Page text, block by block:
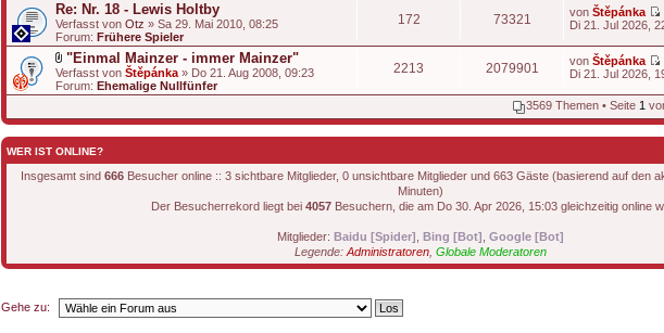
i
t
Re: Nr. 18 - Lewis Holtby
Verfasst von Otz » Sa 29. Mai 2010, 08:25
Forum: Frühere Spieler
172 73321 von Štěpánka
r
t
r
Di 21. Jul 2026,
D
a
t
i
a
n
a
"Einmal Mainzer - immer Mainzer"
Verfasst von Štěpánka » Do 21. Aug 2008, 09:23
Forum: Ehemalige Nullfünfer
2213 2079901 von Štěpánka
t
r
t
Di 21. Jul 2026,
3569 Themen • Seite 1
WER IST ONLINE?
Insgesamt sind 666Besucher online :: 3 sichtbare Mitglieder, 0 unsichtbare Mitglieder und 663 Gäste (basierend auf den
Minuten)
Der Besucherrekord liegt bei 4057Besuchern, die am Do 30. Apr 2026, 15:03 gleichzeitig online
Mitglieder: Baidu [Spider] Bing [Bot] Google [Bot]
Legende: Administratoren Globale Moderatoren
Gehe zu: